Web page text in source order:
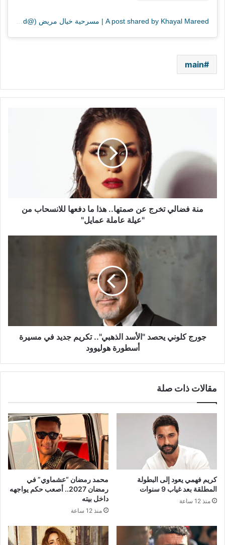
main
صمتها..
هذا
ما
للانسحاب
منة فضالي تخرج عن صمتها.. هذا ما دفعها للانسحاب من
"عيلة عاملة عمايل"
مسيرة
أسطورةجورج كلوني يحصد "الأسد الذهبي".. تكريم جديد في مسيرة
أسطورة هوليوود
مقالات ذات صلة
كريم فهمي يعود إلى البطولة
المطلقة بعد غياب 9 سنوات
منذ 12 ساعة
محمد رمضان “عشماوي” في
رمضان 2027.. أصعب حكم يواجهه
داخل بيته
منذ 12 ساعة